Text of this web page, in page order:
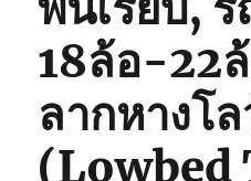
18ล้อ-22
ลากหางโล